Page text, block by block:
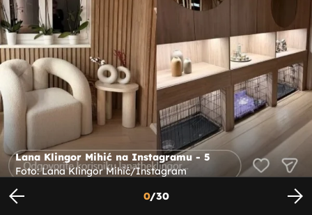
Lana Klingor Mihić na Instagramu - 5
Foto: Lana Klingor Mihić/Instagram
0/30